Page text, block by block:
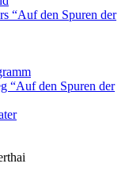
“Auf den Spuren der
“Auf den Spuren der